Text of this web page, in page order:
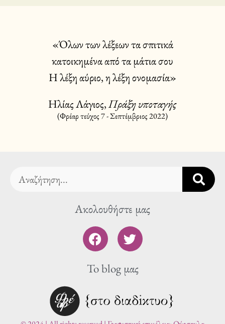
«Όλων των λέξεων τα σπιτικά
κατοικημένα από τα μάτια σου
Η λέξη αύριο, η λέξη ονομασία»
Ηλίας Λάγιος,Πράξη υποταγής
(Φρέαρ τεύχος 7 - Σεπτέμβριος 2022)
Search
Ακολουθήστε μας
F
a
e
o
o
k
T
w
t
e
r
To blog μας